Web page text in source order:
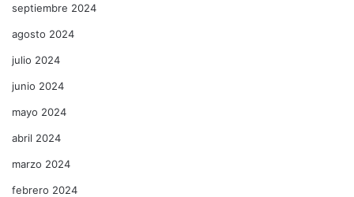
septiembre 2024
agosto 2024
julio 2024
junio 2024
mayo 2024
abril 2024
marzo 2024
febrero 2024